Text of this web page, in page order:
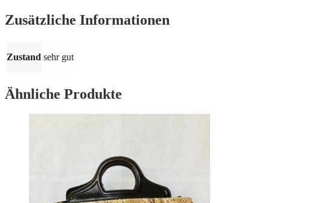
Size
Menge
Zusätzliche Informationen
Zustand sehr gut
Ähnliche Produkte